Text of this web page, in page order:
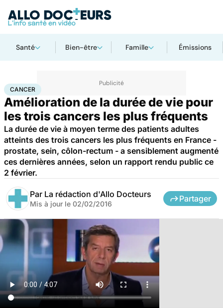
Santé Bien-être Famille Émissions
AccueilSanté Cancer
CANCER
Amélioration de la durée de vie pour
les trois cancers les plus fréquents
La durée de vie à moyen terme des patients adultes
atteints des trois cancers les plus fréquents en France -
prostate, sein, côlon-rectum - a sensiblement augmenté
ces dernières années, selon un rapport rendu public ce
2 février.
Par La rédaction d'Allo Docteurs
Mis à jour le 02/02/2016
Partager